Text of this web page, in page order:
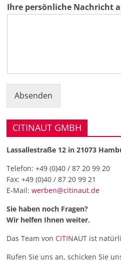
Ihre persönliche Nachricht
Absenden
CITINAUT GMBH
Lassallestraße 12 in 21073
Telefon: +49 (0)40 / 87 20 99 20
Fax: +49 (0)40 / 87 20 99 21
E-Mail: werben@citinaut.de
Sie haben noch Fragen?
Wir helfen Ihnen weiter.
Das Team vonCITINAUT ist
Rufen Sie uns an, schicken Sie